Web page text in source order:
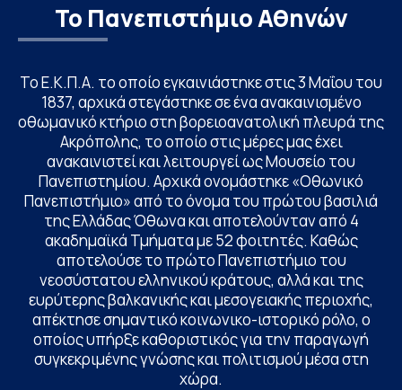
Το Πανεπιστήμιο Αθηνών
Το Ε.Κ.Π.Α. το οποίο εγκαινιάστηκε στις 3 Μαΐου του
1837, αρχικά στεγάστηκε σε ένα ανακαινισμένο
οθωμανικό κτήριο στη βορειοανατολική πλευρά της
Ακρόπολης, το οποίο στις μέρες μας έχει
ανακαινιστεί και λειτουργεί ως Μουσείο του
Πανεπιστημίου. Αρχικά ονομάστηκε «Οθωνικό
Πανεπιστήμιο» από το όνομα του πρώτου βασιλιά
της Ελλάδας Όθωνα και αποτελούνταν από 4
ακαδημαϊκά Τμήματα με 52 φοιτητές. Καθώς
αποτελούσε το πρώτο Πανεπιστήμιο του
νεοσύστατου ελληνικού κράτους, αλλά και της
ευρύτερης βαλκανικής και μεσογειακής περιοχής,
απέκτησε σημαντικό κοινωνικο-ιστορικό ρόλο, ο
οποίος υπήρξε καθοριστικός για την παραγωγή
συγκεκριμένης γνώσης και πολιτισμού μέσα στη
χώρα.